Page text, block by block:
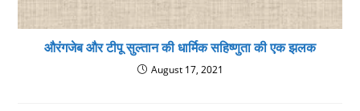
औरंगजेब और टीपू सुल्तान की धार्मिक सहिष्णुता की एक झलक
August 17, 2021